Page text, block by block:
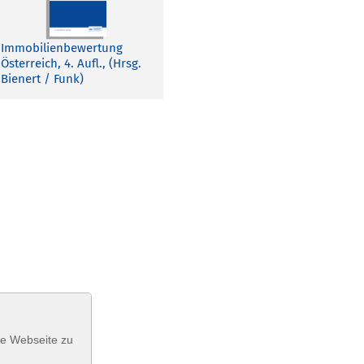
Immobilienbewertung
Österreich, 4. Aufl., (Hrsg.
Bienert / Funk)
Webseite zu